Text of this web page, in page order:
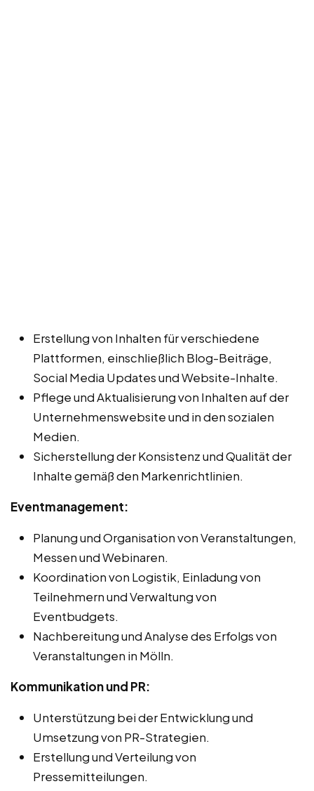
Erstellung von Inhalten für verschiedene
Plattformen, einschließlich Blog-Beiträge,
Social Media Updates und Website-Inhalte.
Pflege und Aktualisierung von Inhalten auf der
Unternehmenswebsite und in den sozialen
Medien.
Sicherstellung der Konsistenz und Qualität der
Inhalte gemäß den Markenrichtlinien.
Eventmanagement:
Planung und Organisation von Veranstaltungen,
Messen und Webinaren.
Koordination von Logistik, Einladung von
Teilnehmern und Verwaltung von
Eventbudgets.
Nachbereitung und Analyse des Erfolgs von
Veranstaltungen in Mölln.
Kommunikation und PR:
Unterstützung bei der Entwicklung und
Umsetzung von PR-Strategien.
Erstellung und Verteilung von
Pressemitteilungen.